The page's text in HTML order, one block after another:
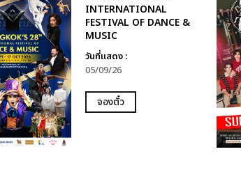
INTERNATIONAL
FESTIVAL OF DANCE &
MUSIC
วันที่แสดง :
05/09/26
จองตั๋ว